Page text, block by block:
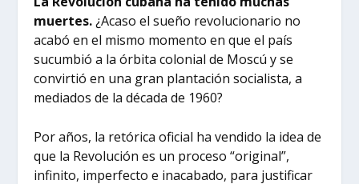
muertes.¿Acaso el sueño revolucionario no
acabó en el mismo momento en que el país
sucumbió a la órbita colonial de Moscú y se
convirtió en una gran plantación socialista, a
mediados de la década de 1960?
Por años, la retórica oficial ha vendido la idea de
que la Revolución es un proceso “original”,
infinito, imperfecto e inacabado, para justificar